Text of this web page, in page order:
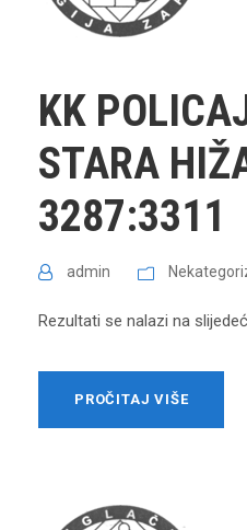
KK
STARA
3287:3311
admin
Rezultati se nalazi na
PROČITAJ VIŠE